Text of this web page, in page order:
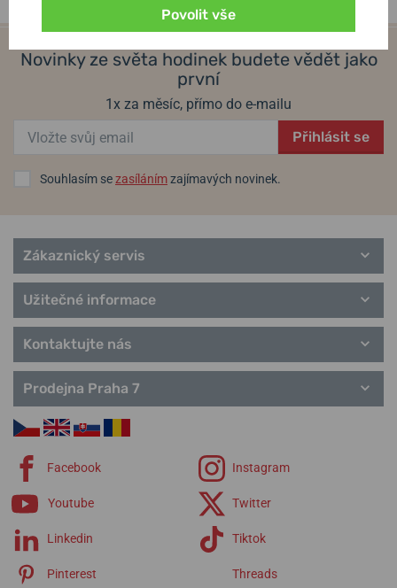
Novinky ze světa hodinek budete vědět jako
první
1x za měsíc, přímo do e-mailu
Přihlásit se
Souhlasím sezasílánímzajímavých novinek.
Zákaznický servis
Užitečné informace
Kontaktujte nás
Prodejna Praha 7
Facebook Instagram
Youtube Twitter
Linkedin Tiktok
Pinterest Threads
Povolit vše